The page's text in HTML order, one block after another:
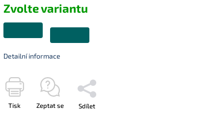
Zvolte variantu
Detailní informace
Tisk Zeptat se Sdílet